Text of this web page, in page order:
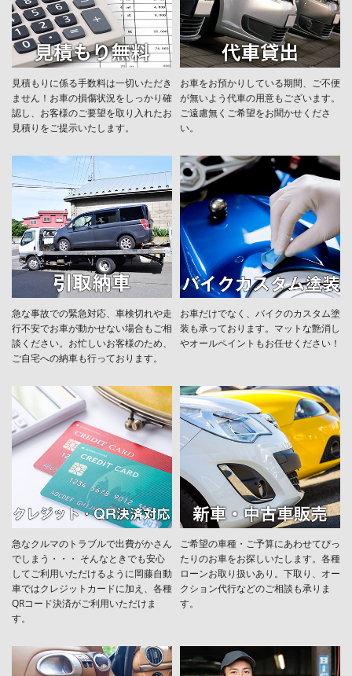
見積もりに係る手数料は一切いただき
ません！お車の損傷状況をしっかり確
認し、お客様のご要望を取り入れたお
見積りをご提示いたします。
お車をお預かりしている期間、ご不便
が無いよう代車の用意もございます。
ご遠慮無くご希望をお聞かせくださ
い。
急な事故での緊急対応、車検切れや走
行不安でお車が動かせない場合もご相
談ください。お忙しいお客様のため、
ご自宅への納車も行っております。
お車だけでなく、バイクのカスタム塗
装も承っております。マットな艶消し
やオールペイントもお任せください！
急なクルマのトラブルで出費がかさん
でしまう・・・ そんなときでも安心
してご利用いただけるように岡藤自動
車ではクレジットカードに加え、各種
QRコード決済がご利用いただけま
す。
ご希望の車種・ご予算にあわせてぴっ
たりのお車をお探しいたします。各種
ローンお取り扱いあり。下取り、オー
クション代行などのご相談も承りま
す。